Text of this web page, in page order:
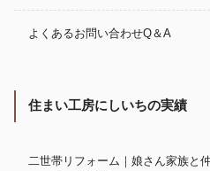
よくあるお問い合わせQ＆A
住まい工房にしいちの実績
二世帯リフォーム｜娘さん家族と